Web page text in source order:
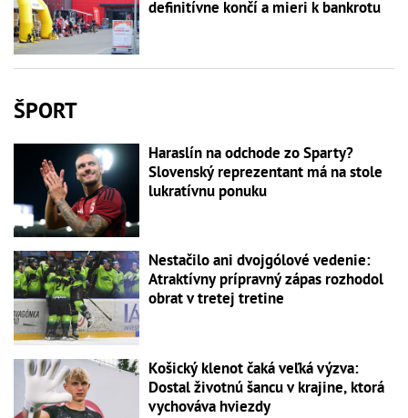
definitívne končí a mieri k bankrotu
ŠPORT
Haraslín na odchode zo Sparty?
Slovenský reprezentant má na stole
lukratívnu ponuku
Nestačilo ani dvojgólové vedenie:
Atraktívny prípravný zápas rozhodol
obrat v tretej tretine
Košický klenot čaká veľká výzva:
Dostal životnú šancu v krajine, ktorá
vychováva hviezdy